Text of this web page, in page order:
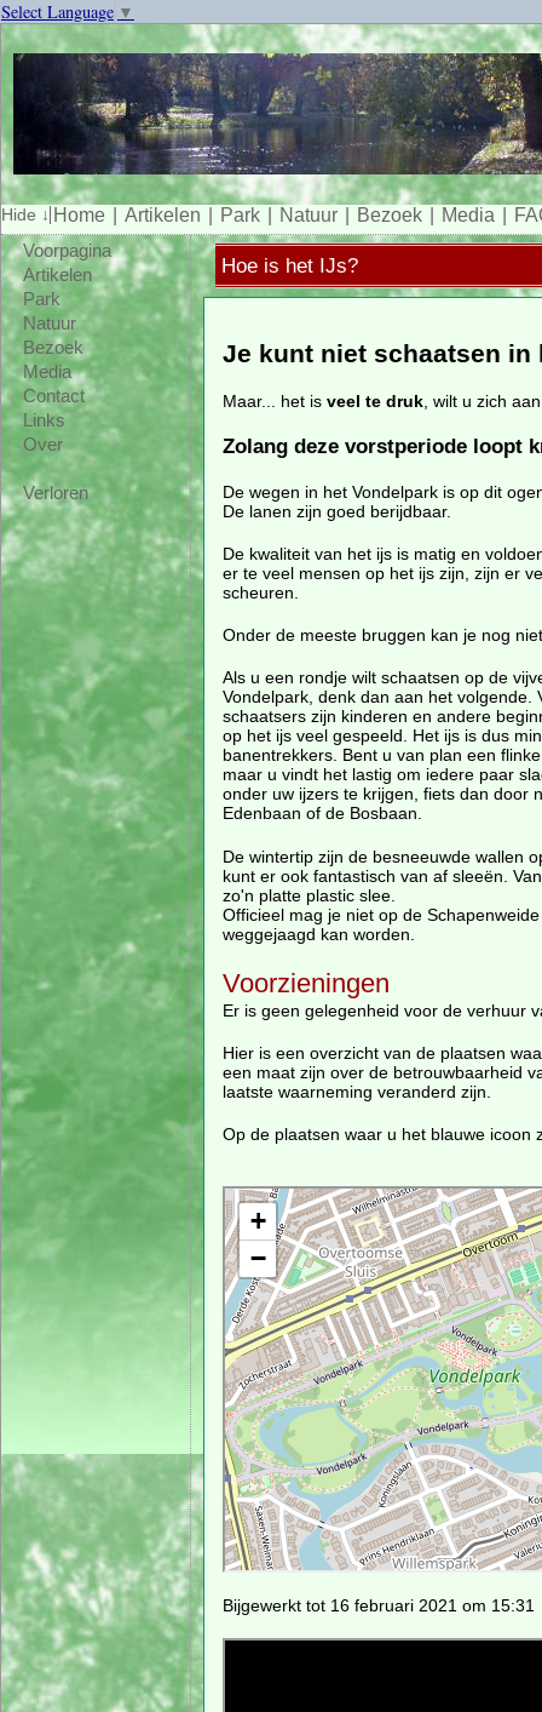
Select Language ▼
Home Artikelen Park Natuur Bezoek Media
Voorpagina
Artikelen
Park
Natuur
Bezoek
Media
Contact
Links
Over
Verloren
Hoe is het IJs?
Je kunt niet schaatsen in
Maar... het is veel te druk, wilt u zich
Zolang deze vorstperiode loopt
De wegen in het Vondelpark is op dit
De lanen zijn goed berijdbaar.
De kwaliteit van het ijs is matig en
er te veel mensen op het ijs zijn, zijn er
scheuren.
Onder de meeste bruggen kan je nog
Als u een rondje wilt schaatsen op de
Vondelpark, denk dan aan het volgende.
schaatsers zijn kinderen en andere
op het ijs veel gespeeld. Het ijs is dus
banentrekkers. Bent u van plan een
maar u vindt het lastig om iedere paar
onder uw ijzers te krijgen, fiets dan door
Edenbaan of de Bosbaan.
De wintertip zijn de besneeuwde wallen
kunt er ook fantastisch van af sleeën.
zo'n platte plastic slee.
Officieel mag je niet op de
weggejaagd kan worden.
Voorzieningen
Er is geen gelegenheid voor de verhuur
Hier is een overzicht van de plaatsen
een maat zijn over de betrouwbaarheid
laatste waarneming veranderd zijn.
Op de plaatsen waar u het blauwe icoon
Bijgewerkt tot 16 februari 2021 om 15:31